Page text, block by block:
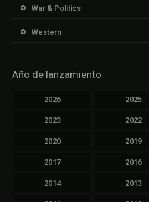
War & Politics
Western
Año de lanzamiento
2026 2025
2023 2022
2020 2019
2017 2016
2014 2013